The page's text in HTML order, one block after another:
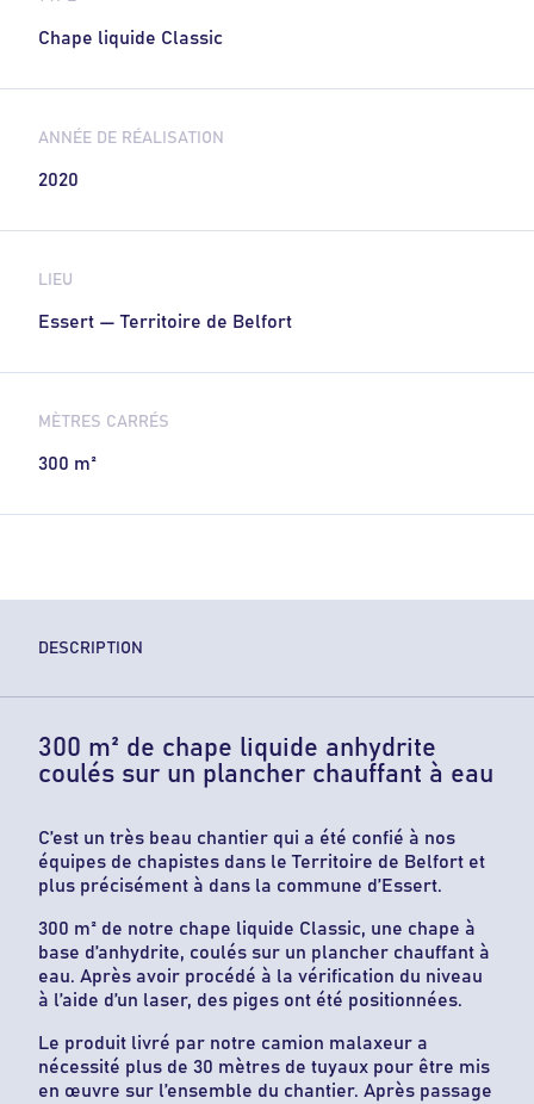
Chape liquide Classic
ANNÉE DE RÉALISATION
2020
LIEU
Essert — Territoire de Belfort
MÈTRES CARRÉS
300 m²
DESCRIPTION
300 m² de chape liquide anhydrite
coulés sur un plancher chauffant à eau
C’est un très beau chantier qui a été confié à nos
équipes de chapistes dans le Territoire de Belfort et
plus précisément à dans la commune d’Essert.
300 m² de notre chape liquide Classic, une chape à
base d’anhydrite, coulés sur un plancher chauffant à
eau. Après avoir procédé à la vérification du niveau
à l’aide d’un laser, des piges ont été positionnées.
Le produit livré par notre camion malaxeur a
nécessité plus de 30 mètres de tuyaux pour être mis
en œuvre sur l’ensemble du chantier. Après passage